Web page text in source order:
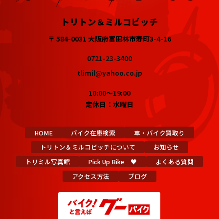
トリトン＆ミルコビッチ
〒 584-0031 大阪府富田林市寿町3-4-16
0721-23-3400
tlimil@yahoo.co.jp
10:00～19:00
定休日：水曜日
HOME バイク在庫検索
車・バイク買取り
トリトン＆ミルコビッチについて
お知らせ
トリミル写真館
Pick Up Bike ♥
よくある質問
アクセス方法
ブログ